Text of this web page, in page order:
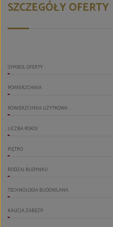
SZCZEGÓŁY OFERTY
SYMBOL OFERTY
POWIERZCHNIA
POWIERZCHNIA UŻYTKOWA
LICZBA POKOI
PIĘTRO
RODZAJ BUDYNKU
TECHNOLOGIA BUDOWLANA
KAUCJA ZABEZP.